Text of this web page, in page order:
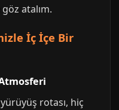
atalım.
İç İçe Bir
rotası, hiç